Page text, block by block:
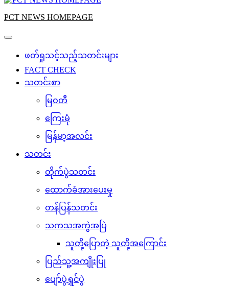
PCT NEWS HOMEPAGE
ဖတ်ရှုသင့်သည့်သတင်းများ
FACT CHECK
သတင်းစာ
မြဝတီ
ကြေးမုံ
မြန်မာ့အလင်း
သတင်း
တိုက်ပွဲသတင်း
ထောက်ခံအားပေးမှု
တန်ပြန်သတင်း
သကသအကွဲအပြဲ
သူတို့ပြောတဲ့ သူတို့အကြောင်း
ပြည်သူ့အကျိုးပြု
ပျော်ပွဲရွှင်ပွဲ